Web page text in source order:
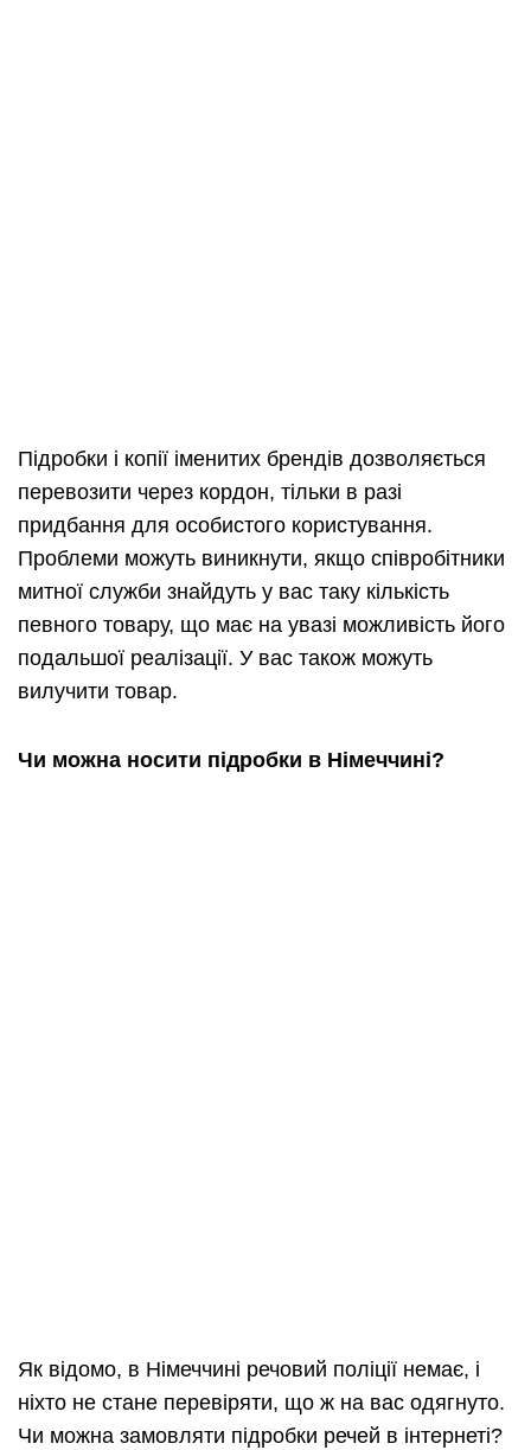
Підробки і копії іменитих брендів дозволяється
перевозити через кордон, тільки в разі
придбання для особистого користування.
Проблеми можуть виникнути, якщо співробітники
митної служби знайдуть у вас таку кількість
певного товару, що має на увазі можливість його
подальшої реалізації. У вас також можуть
вилучити товар.
Чи можна носити підробки в Німеччині?
Як відомо, в Німеччині речовий поліції немає, і
ніхто не стане перевіряти, що ж на вас одягнуто.
Чи можна замовляти підробки речей в інтернеті?